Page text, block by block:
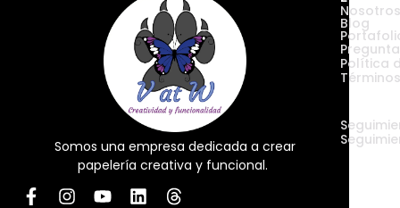
Somos una empresa dedicada a crear
papelería creativa y funcional.
Nosotros
Blog
Política